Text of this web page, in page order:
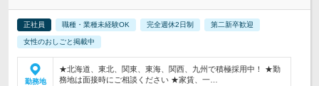
正社員 職種・業種未経験OK 完全週休2日制 第二新卒歓迎
女性のおしごと掲載中
勤務地
★北海道、東北、関東、東海、関西、九州で積極採用中！ ★勤
務地は面接時にご相談ください ★家賃、一…